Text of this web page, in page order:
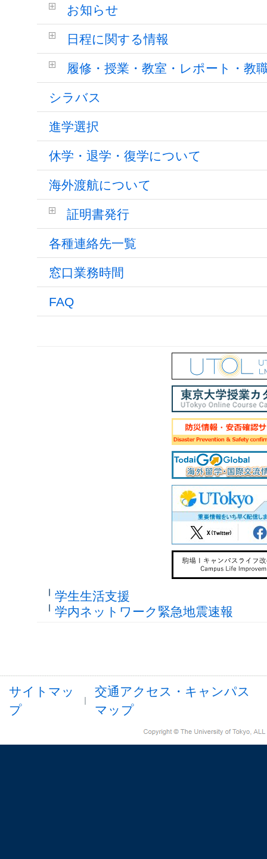
お知らせ
日程に関する情報
履修・授業・教室・レポート・教
シラバス
進学選択
休学・退学・復学について
海外渡航について
証明書発行
各種連絡先一覧
窓口業務時間
FAQ
学生生活支援
学内ネットワーク緊急地震速報
サイトマッ
プ
交通アクセス・キャンパス
マップ